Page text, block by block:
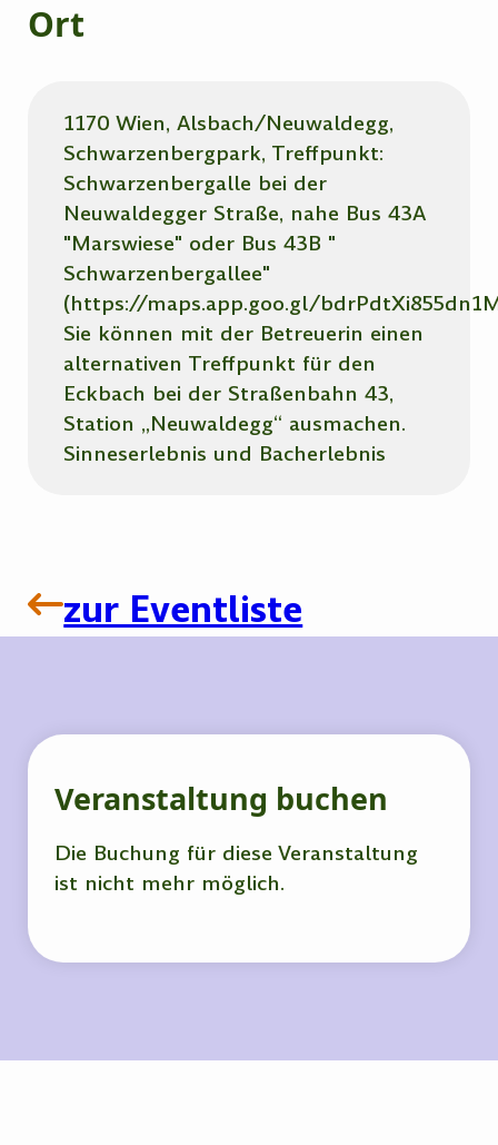
Ort
1170 Wien, Alsbach/Neuwaldegg,
Schwarzenbergpark, Treffpunkt:
Schwarzenbergalle bei der
Neuwaldegger Straße, nahe Bus 43A
"Marswiese" oder Bus 43B "
Schwarzenbergallee"
(https://maps.app.goo.gl/
Sie können mit der Betreuerin einen
alternativen Treffpunkt für den
Eckbach bei der Straßenbahn 43,
Station „Neuwaldegg“ ausmachen.
Sinneserlebnis und Bacherlebnis
zur Eventliste
Veranstaltung buchen
Die Buchung für diese Veranstaltung
ist nicht mehr möglich.